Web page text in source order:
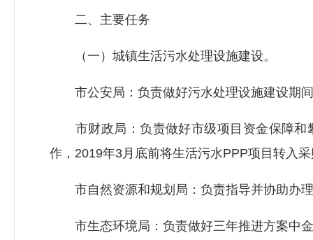
二、主要任务
（一）城镇生活污水处理设施建设。
市公安局：负责做好污水处理设施建设期
市财政局：负责做好市级项目资金保障和
作，2019年3月底前将生活污水PPP项目转入
市自然资源和规划局：负责指导并协助办理
市生态环境局：负责做好三年推进方案中金